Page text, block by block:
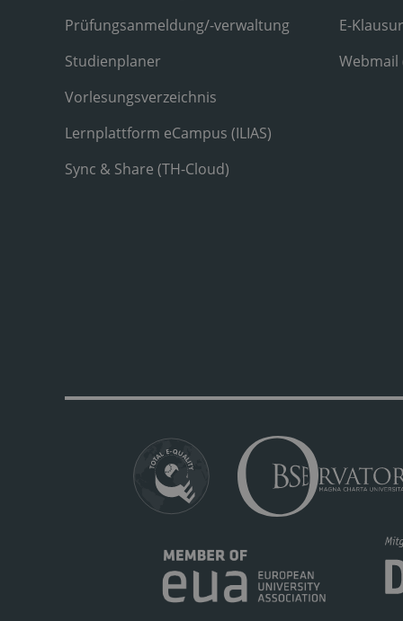
Prüfungsanmeldung/-verwaltung
Studienplaner
Vorlesungsverzeichnis
Lernplattform eCampus (ILIAS)
Sync & Share (TH-Cloud)
E-
Webmail